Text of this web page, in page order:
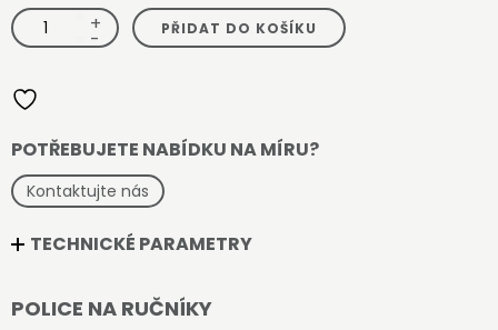
Police
na
ručníky
+
- PŘIDAT DO KOŠÍKU
POTŘEBUJETE NABÍDKU NA MÍRU?
Kontaktujte nás
TECHNICKÉ PARAMETRY
POLICE NA RUČNÍKY